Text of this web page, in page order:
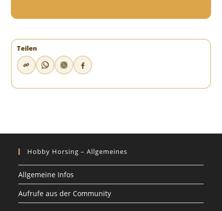
Teilen
Hobby Horsing – Allgemeines
Allgemeine Infos
Aufrufe aus der Community